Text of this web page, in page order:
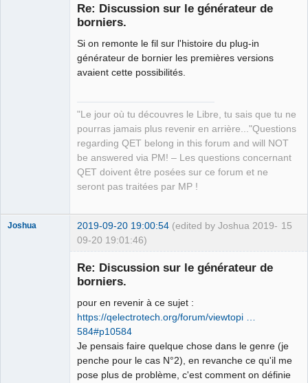
Re: Discussion sur le générateur de
borniers.
Si on remonte le fil sur l'histoire du plug-in
générateur de bornier les premières versions
avaient cette possibilités.
"Le jour où tu découvres le Libre, tu sais que tu ne
pourras jamais plus revenir en arrière..."Questions
regarding QET belong in this forum and will NOT
be answered via PM! – Les questions concernant
QET doivent être posées sur ce forum et ne
seront pas traitées par MP !
15
Joshua 2019-09-20 19:00:54 (edited by Joshua 2019-
09-20 19:01:46)
Re: Discussion sur le générateur de
borniers.
pour en revenir à ce sujet :
https://qelectrotech.org/forum/viewtopi …
584#p10584
Je pensais faire quelque chose dans le genre (je
penche pour le cas N°2), en revanche ce qu'il me
pose plus de problème, c'est comment on définie